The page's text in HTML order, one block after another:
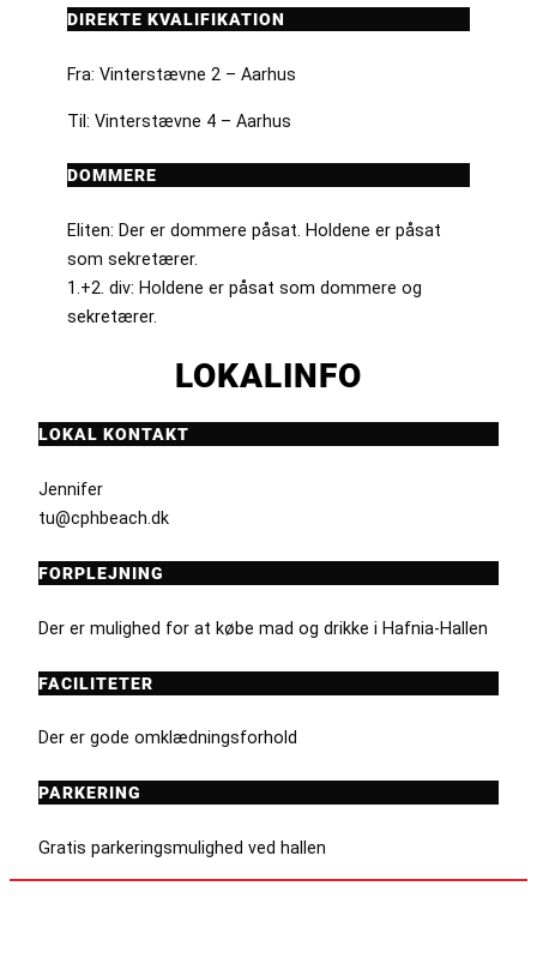
DIREKTE KVALIFIKATION
Fra: Vinterstævne 2 – Aarhus
Til: Vinterstævne 4 – Aarhus
DOMMERE
Eliten: Der er dommere påsat. Holdene er påsat
som sekretærer.
1.+2. div: Holdene er påsat som dommere og
sekretærer.
LOKALINFO
LOKAL KONTAKT
Jennifer
tu@cphbeach.dk
FORPLEJNING
Der er mulighed for at købe mad og drikke i Hafnia-Hallen
FACILITETER
Der er gode omklædningsforhold
PARKERING
Gratis parkeringsmulighed ved hallen